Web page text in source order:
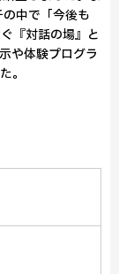
中で「今後も
『対話の場』と
や体験プログラ
。